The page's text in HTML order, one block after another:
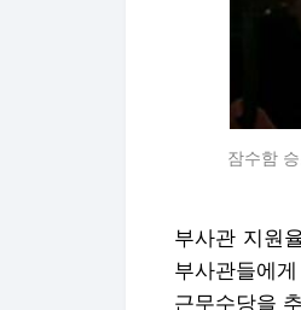
잠수함
부사관 지원
부사관들에
근무수당을